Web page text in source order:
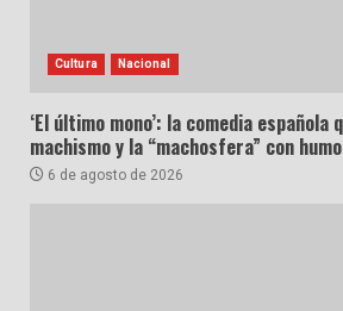
Cultura Nacional
‘El último mono’: la comedia española
machismo y la “machosfera” con
6 de agosto de 2026